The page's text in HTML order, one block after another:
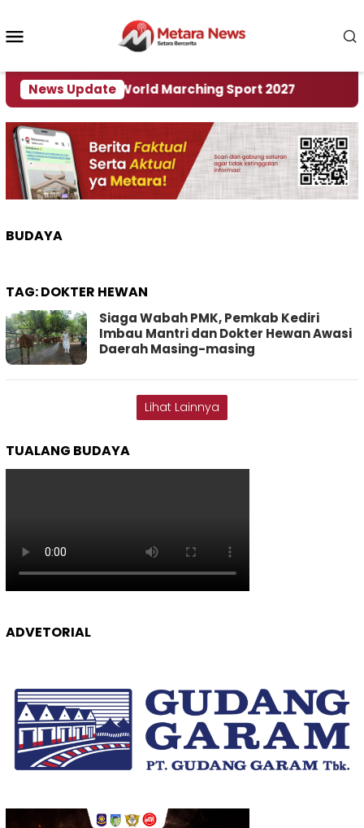
konten
News Update
Rumah World Marching Sport 2027
BUDAYA
TAG:DOKTER HEWAN
Siaga Wabah PMK, Pemkab Kediri
Imbau Mantri dan Dokter Hewan Awasi
Daerah Masing-masing
Lihat Lainnya
TUALANG BUDAYA
ADVETORIAL